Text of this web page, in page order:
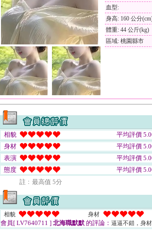
血型:
身高: 160 公分
體重: 44 公斤(kg)
區域: 桃園縣市
相貌
平均評價
身材
平均評價
表演
平均評價
態度
平均評價
註﹕最高值 5分
相貌 身材
會員[ LV7640711 ] 北海職默默 的評論： 逼逼不錯，身